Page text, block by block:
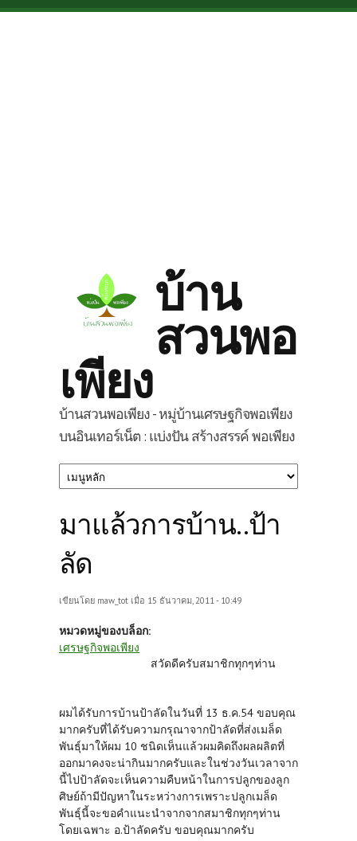
Skip to main content
บ้าน
สวนพอ
เพียง
บ้านสวนพอเพียง - หมู่บ้านเศรษฐกิจพอเพียง
บนอินเทอร์เน็ต : แบ่งปัน สร้างสรรค์ พอเพียง
มาแล้วการบ้าน..ป้า
ลัด
เขียนโดย maw_tot เมื่อ 15 ธันวาคม, 2011 - 10:49
หมวดหมู่ของบล็อก:
เศรษฐกิจพอเพียง
สวัดดีครับสมาชิกทุกๆท่าน
ผมได้รับการบ้านป้าลัดในวันที่ 13 ธ.ค.54 ขอบคุณ
มากครับที่ได้รับความกรุณาจากป้าลัดที่ส่งเมล็ด
พันธุ์มาให้ผม 10 ชนิดเห็นแล้วผมคิดถึงผลผลิตที่
ออกมาคงจะน่ากินมากครับและในช่วงวันเวลาจาก
นี้ไปป้าลัดจะเห็นความคืบหน้าในการปลูกของลูก
ศิษย์ถ้ามีปัญหาในระหว่างการเพราะปลูกเมล็ด
พันธุ์นี้จะขอคำแนะนำจากจากสมาชิกทุกๆท่าน
โดยเฉพาะ อ.ป้าลัดครับ ขอบคุณมากครับ